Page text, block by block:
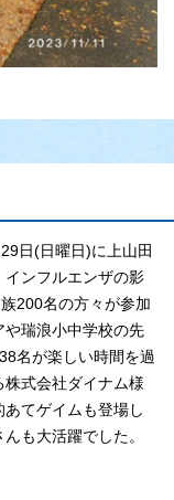
日(日曜日)に上山田
ンフルエンザの影
200名の方々が参加
や瑞浪小中学校の先
名が楽しい時間を過
式会社ダイナム様
てゲイムも登場し
も大活躍でした。